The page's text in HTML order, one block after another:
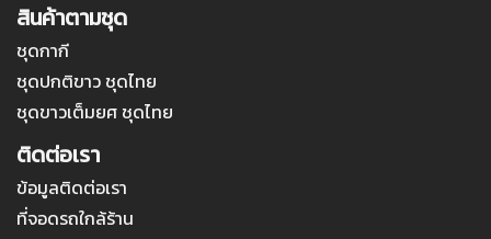
สินค้าตามชุด
ชุดกากี
ชุดปกติขาว ชุดไทย
ชุดขาวเต็มยศ ชุดไทย
ติดต่อเรา
ข้อมูลติดต่อเรา
ที่จอดรถใกล้ร้าน